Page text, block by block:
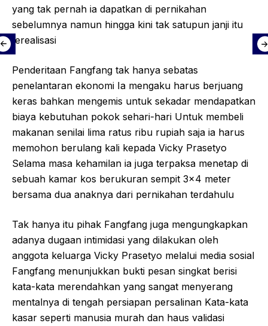
yang tak pernah ia dapatkan di pernikahan
sebelumnya namun hingga kini tak satupun janji itu
terealisasi
Penderitaan Fangfang tak hanya sebatas
penelantaran ekonomi Ia mengaku harus berjuang
keras bahkan mengemis untuk sekadar mendapatkan
biaya kebutuhan pokok sehari-hari Untuk membeli
makanan senilai lima ratus ribu rupiah saja ia harus
memohon berulang kali kepada Vicky Prasetyo
Selama masa kehamilan ia juga terpaksa menetap di
sebuah kamar kos berukuran sempit 3×4 meter
bersama dua anaknya dari pernikahan terdahulu
Tak hanya itu pihak Fangfang juga mengungkapkan
adanya dugaan intimidasi yang dilakukan oleh
anggota keluarga Vicky Prasetyo melalui media sosial
Fangfang menunjukkan bukti pesan singkat berisi
kata-kata merendahkan yang sangat menyerang
mentalnya di tengah persiapan persalinan Kata-kata
kasar seperti manusia murah dan haus validasi